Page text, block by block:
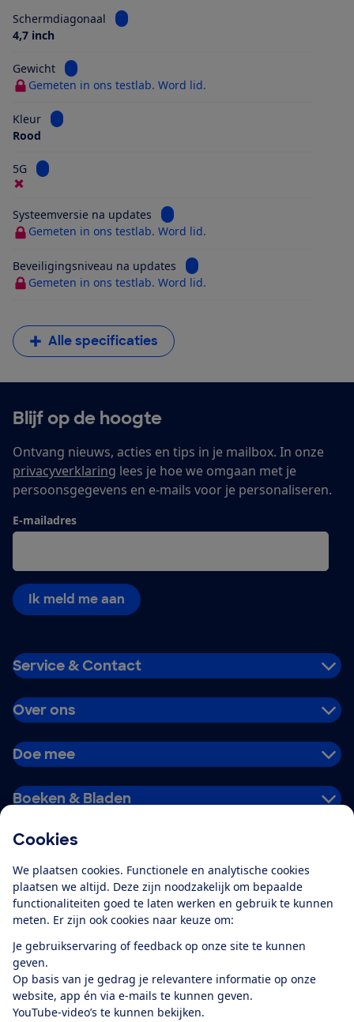
Cookies
We plaatsen cookies. Functionele en analytische cookies
plaatsen we altijd. Deze zijn noodzakelijk om bepaalde
functionaliteiten goed te laten werken en gebruik te kunnen
meten. Er zijn ook cookies naar keuze om:
Je gebruikservaring of feedback op onze site te kunnen
geven.
Op basis van je gedrag je relevantere informatie op onze
website, app én via e-mails te kunnen geven.
YouTube-video’s te kunnen bekijken.
Schermdiagonaal
Bekijk informatie voor Schermdiagonaal
4,7 inch
Gewicht
Bekijk informatie voor Gewicht
Gemeten in ons testlab. Word lid.
Kleur
Bekijk informatie voor Kleur
Rood
5G Bekijk informatie voor 5G
Systeemversie na updates
Bekijk informatie voor
Gemeten in ons testlab. Word lid.
Beveiligingsniveau na updates
Bekijk informatie voor
Gemeten in ons testlab. Word lid.
Alle specificaties
Blijf op de hoogte
Ontvang nieuws, acties en tips in je mailbox. In onze
privacyverklaring lees je hoe we omgaan met je
persoonsgegevens en e-mails voor je personaliseren.
E-mailadres
Ik meld me aan
Service & Contact
Over ons
Doe mee
Boeken & Bladen
Alles over de
app
Algemene Voorwaarden
Privacyverklaring
Cookiebeleid
Privacyvoorkeuren